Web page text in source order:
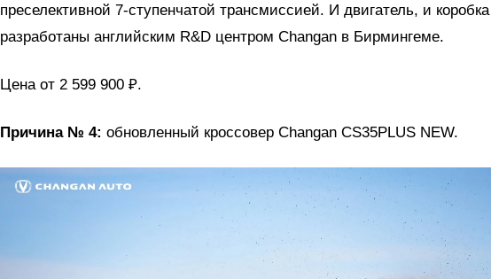
преселективной 7-ступенчатой трансмиссией. И двигатель, и
разработаны английским R&D центром Changan в Бирмингеме.
Цена от 2 599 900 ₽.
Причина № 4: обновленный кроссовер Changan CS35PLUS NEW.